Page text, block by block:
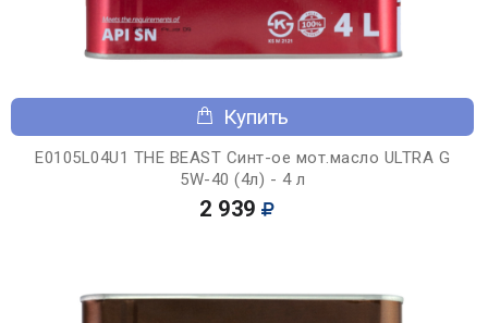
Купить
E0105L04U1 THE BEAST Синт-ое мот.масло ULTRA G
5W-40 (4л) - 4 л
2 939